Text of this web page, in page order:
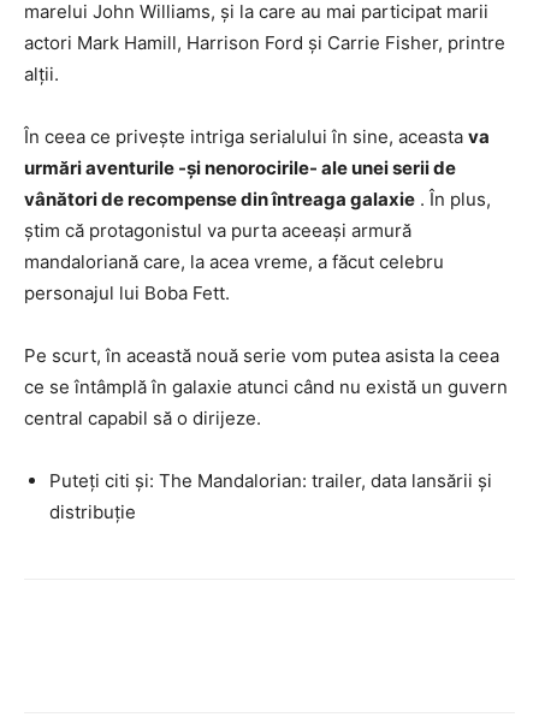
marelui John Williams, și la care au mai participat marii
actori Mark Hamill, Harrison Ford și Carrie Fisher, printre
alții.
În ceea ce privește intriga serialului în sine, aceasta va
urmări aventurile -și nenorocirile- ale unei serii de
vânători de recompense din întreaga galaxie . În plus,
știm că protagonistul va purta aceeași armură
mandaloriană care, la acea vreme, a făcut celebru
personajul lui Boba Fett.
Pe scurt, în această nouă serie vom putea asista la ceea
ce se întâmplă în galaxie atunci când nu există un guvern
central capabil să o dirijeze.
Puteți citi și: The Mandalorian: trailer, data lansării și
distribuție